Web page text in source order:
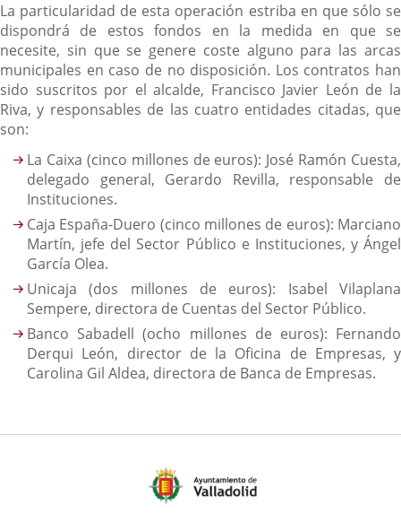
La particularidad de esta operación estriba en que sólo se
dispondrá de estos fondos en la medida en que se
necesite, sin que se genere coste alguno para las arcas
municipales en caso de no disposición. Los contratos han
sido suscritos por el alcalde, Francisco Javier León de la
Riva, y responsables de las cuatro entidades citadas, que
son:
La Caixa (cinco millones de euros): José Ramón Cuesta,
delegado general, Gerardo Revilla, responsable de
Instituciones.
Caja España-Duero (cinco millones de euros): Marciano
Martín, jefe del Sector Público e Instituciones, y Ángel
García Olea.
Unicaja (dos millones de euros): Isabel Vilaplana
Sempere, directora de Cuentas del Sector Público.
Banco Sabadell (ocho millones de euros): Fernando
Derqui León, director de la Oficina de Empresas, y
Carolina Gil Aldea, directora de Banca de Empresas.